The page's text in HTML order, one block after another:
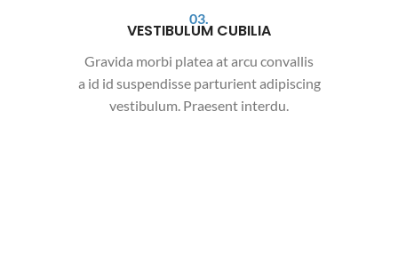
03.
VESTIBULUM CUBILIA
Gravida morbi platea at arcu convallis
a id id suspendisse parturient adipiscing
vestibulum. Praesent interdu.